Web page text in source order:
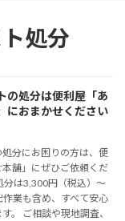
処分
の処分は便利屋「あ
におまかせください
分にお困りの方は、便
舗」にぜひご依頼くだ
分は3,300円（税込）～
業も含め、すべて安心
。 ご相談や現地調査、